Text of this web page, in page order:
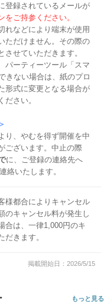
登録されているメールが
ご持参ください。
れなどにより端末が使用
ただけません。その際の
せていただきます。
パーティーツール「スマ
きない場合は、紙のプロ
形式に変更となる場合が
ださい。
り、やむを得ず開催を中
ございます。中止の際
に、ご登録の連絡先へ
絡いたします。
様都合によりキャンセル
のキャンセル料が発生し
合は、一律1,000円のキ
だきます。
掲載開始日：2026/5/15
もっと見る